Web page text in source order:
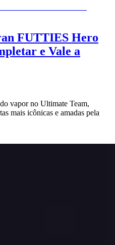
FUTTIES Hero
e Vale a
vapor no Ultimate Team,
mais icônicas e amadas pela